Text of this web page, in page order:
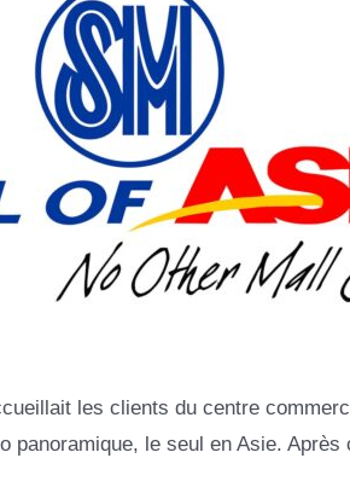
les clients du centre
panoramique, le seul en Asie.